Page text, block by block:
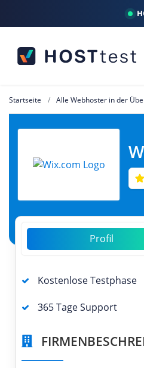
Startseite Alle Webhoster in der
Profil
Kostenlose Testphase
365 Tage Support